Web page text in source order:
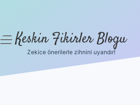
menüyüKeskin Fikirler Blogu
Zekice önerilerle zihnini uyandır!